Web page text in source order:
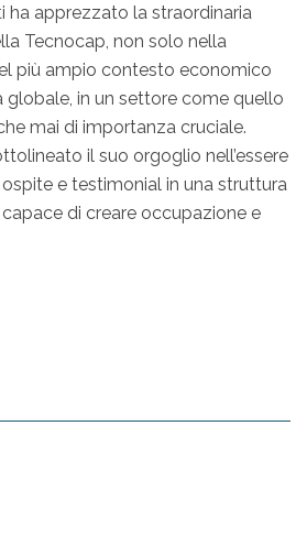
ha apprezzato la straordinaria
Tecnocap, non solo nella
più ampio contesto economico
globale, in un settore come quello
mai di importanza cruciale.
il suo orgoglio nell’essere
e testimonial in una struttura
di creare occupazione e